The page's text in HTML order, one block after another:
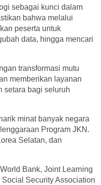
sebagai kunci dalam
bahwa melalui
peserta untuk
data, hingga mencari
transformasi mutu
memberikan layanan
setara bagi seluruh
minat banyak negara
Program JKN.
Selatan, dan
Bank, Joint Learning
Security Association